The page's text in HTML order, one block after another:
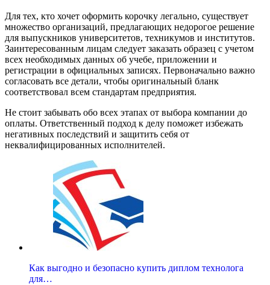
Для тех, кто хочет оформить корочку легально, существует
множество организаций, предлагающих недорогое решение
для выпускников университетов, техникумов и институтов.
Заинтересованным лицам следует заказать образец с учетом
всех необходимых данных об учебе, приложении и
регистрации в официальных записях. Первоначально важно
согласовать все детали, чтобы оригинальный бланк
соответствовал всем стандартам предприятия.
Не стоит забывать обо всех этапах от выбора компании до
оплаты. Ответственный подход к делу поможет избежать
негативных последствий и защитить себя от
неквалифицированных исполнителей.
Как выгодно и безопасно купить диплом технолога
для…